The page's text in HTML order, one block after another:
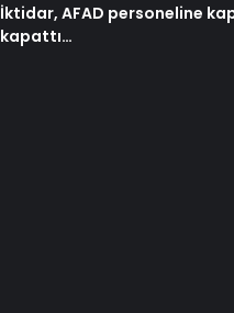
İktidar, AFAD personeline
kapattı…